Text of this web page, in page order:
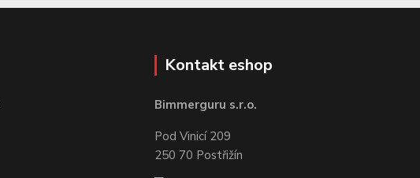
Kontakt eshop
Bimmerguru s.r.o.
Pod Vinicí 209
250 70 Postřižín